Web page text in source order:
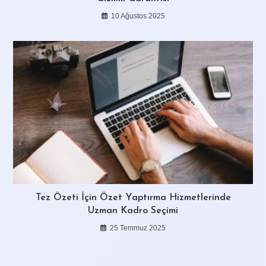
10 Ağustos 2025
Tez Özeti İçin Özet Yaptırma Hizmetlerinde
Uzman Kadro Seçimi
25 Temmuz 2025